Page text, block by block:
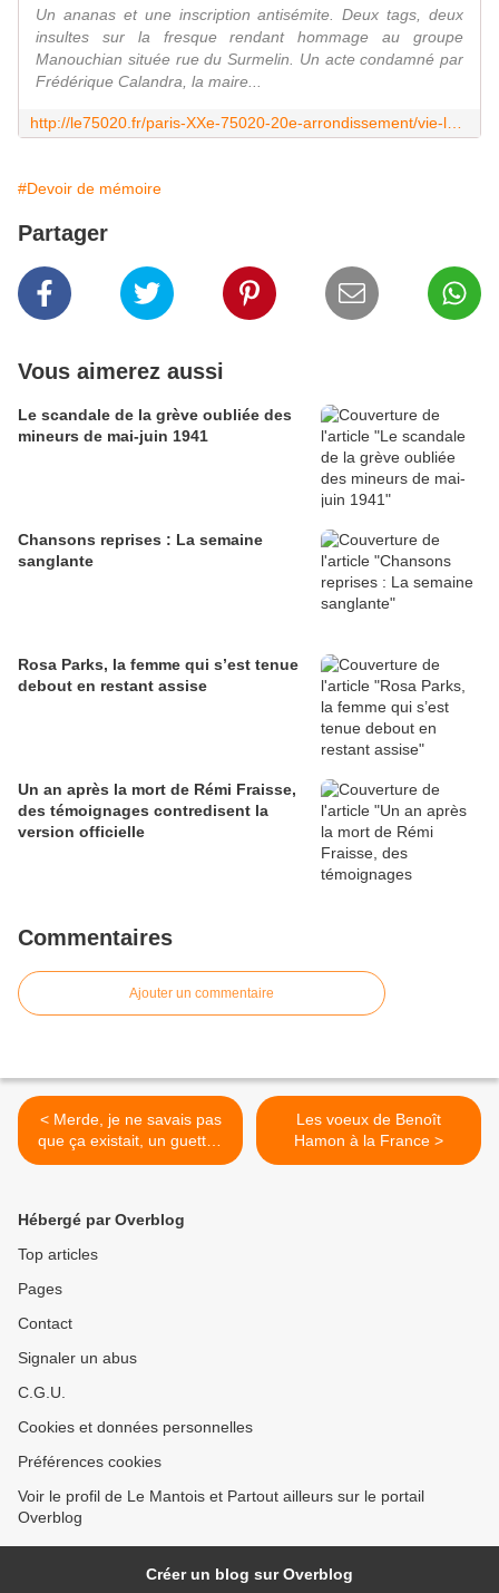
Un ananas et une inscription antisémite. Deux tags, deux
insultes sur la fresque rendant hommage au groupe
Manouchian située rue du Surmelin. Un acte condamné par
Frédérique Calandra, la maire...
#Devoir de mémoire
Partager
Vous aimerez aussi
Le scandale de la grève oubliée des
mineurs de mai-juin 1941
Chansons reprises : La semaine
sanglante
Rosa Parks, la femme qui s’est tenue
debout en restant assise
Un an après la mort de Rémi Fraisse,
des témoignages contredisent la
version officielle
Commentaires
Ajouter un commentaire
< Merde, je ne savais pas
que ça existait, un guettho
dans Paris et en plein XVIe
Les voeux de Benoît
Hamon à la France >
Hébergé par Overblog
Top articles
Pages
Contact
Signaler un abus
C.G.U.
Cookies et données personnelles
Préférences cookies
Voir le profil de Le Mantois et Partout ailleurs sur le portail
Overblog
Créer un blog sur Overblog